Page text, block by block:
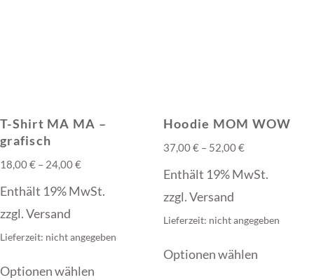
T-Shirt MA MA –
grafisch
18,00€ – 24,00€Preisspanne:
Enthält 19% MwSt.
zzgl.Versand
Lieferzeit: nicht angegeben
Optionen wählen
Hoodie MOM WOW
37,00€ – 52,00€Preisspanne:
Enthält 19% MwSt.
zzgl.Versand
Lieferzeit: nicht angegeben
Optionen wählen
Produkt